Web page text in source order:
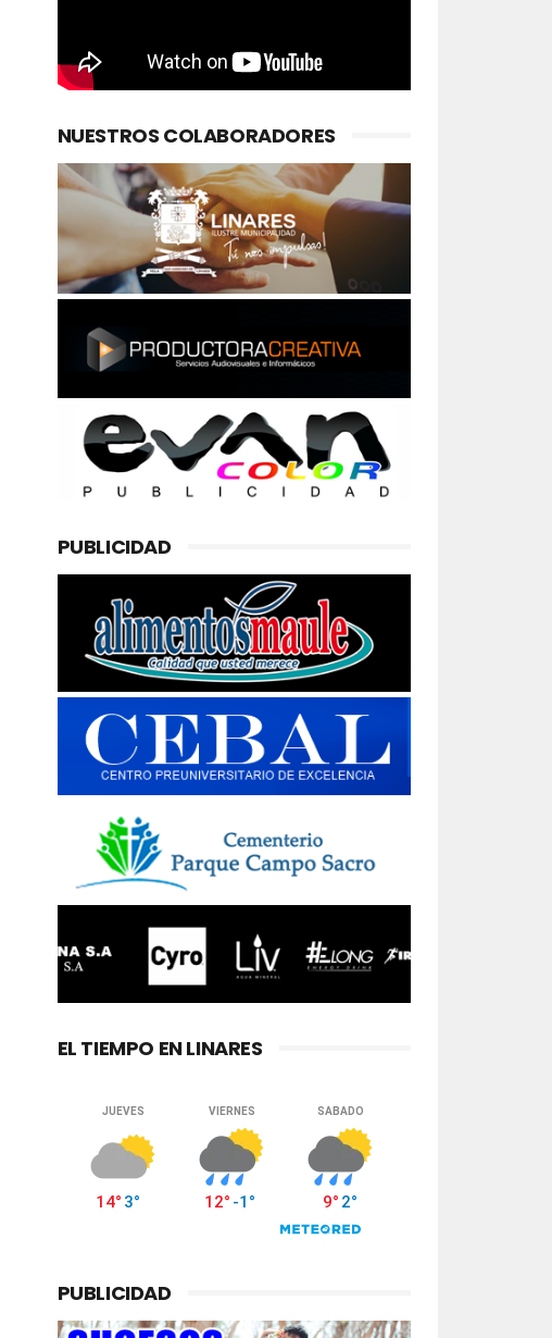
NUESTROS COLABORADORES
PUBLICIDAD
EL TIEMPO EN LINARES
PUBLICIDAD